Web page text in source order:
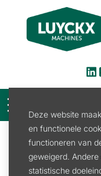
Verkoop
Deze website
en functionele
functioneren van
geweigerd.
statistische